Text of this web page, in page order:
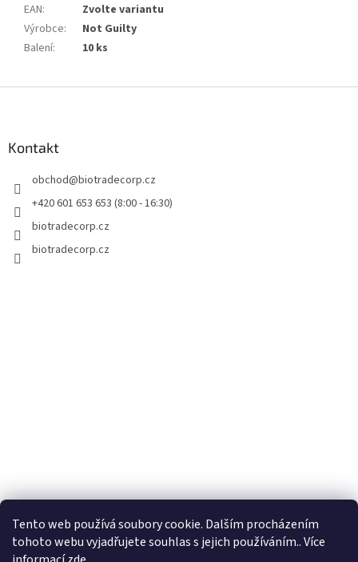
Tento web používá soubory cookie. Dalším procházením
tohoto webu vyjadřujete souhlas s jejich používáním.. Více
EAN:
Zvolte variantu
Výrobce:
Not Guilty
Balení: 10 ks
Kontakt
obchod@biotradecorp.cz
+420 601 653 653 (8:00 - 16:30)
biotradecorp.cz
biotradecorp.cz